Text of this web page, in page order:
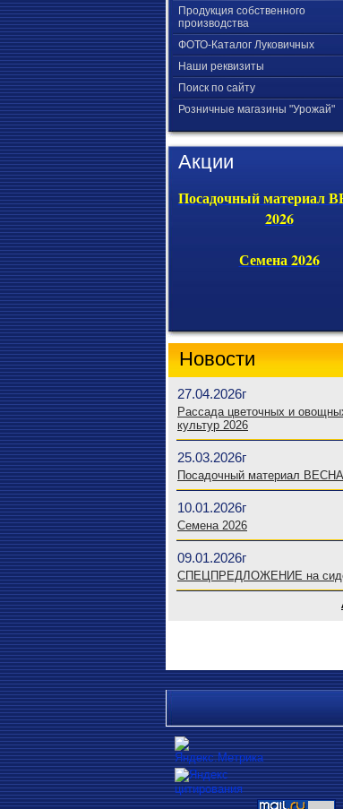
Продукция собственного
производства
ФОТО-Каталог Луковичных
Наши реквизиты
Поиск по сайту
Розничные магазины "Урожай"
Акции
Посадочный материал
2026
Семена 2026
Новости
27.04.2026г
Рассада цветочных и
культур 2026
25.03.2026г
Посадочный материал
10.01.2026г
Семена 2026
09.01.2026г
СПЕЦПРЕДЛОЖЕНИЕ на